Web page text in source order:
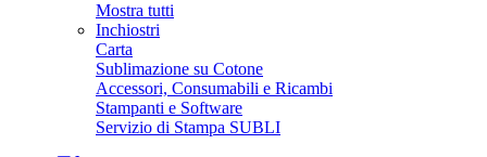
Mostra tutti
Inchiostri
Carta
Sublimazione su Cotone
Accessori, Consumabili e Ricambi
Stampanti e Software
Servizio di Stampa SUBLI